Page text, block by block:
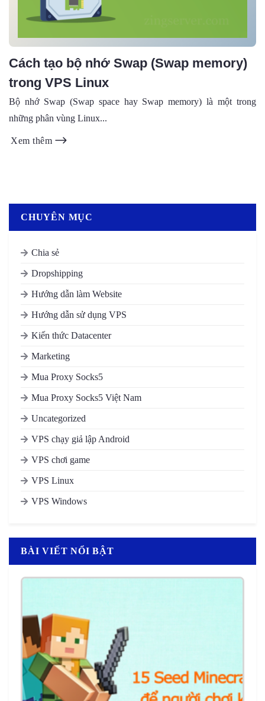
Cách tạo bộ nhớ Swap (Swap memory)
trong VPS Linux
Bộ nhớ Swap (Swap space hay Swap memory) là một trong
những phân vùng Linux...
Xem thêm
CHUYÊN MỤC
Chia sẻ
Dropshipping
Hướng dẫn làm Website
Hướng dẫn sử dụng VPS
Kiến thức Datacenter
Marketing
Mua Proxy Socks5
Mua Proxy Socks5 Việt Nam
Uncategorized
VPS chạy giả lập Android
VPS chơi game
VPS Linux
VPS Windows
BÀI VIẾT NỔI BẬT